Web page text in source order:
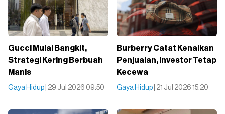
Gucci Mulai Bangkit,
Strategi Kering Berbuah
Manis
Gaya Hidup | 29 Jul 2026 09:50
Burberry Catat Kenaikan
Penjualan, Investor Tetap
Kecewa
Gaya Hidup | 21 Jul 2026 15:20